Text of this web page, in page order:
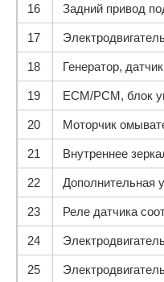
16 Задний привод
17
18 Генератор,
19 ECM/PCM, блок
20 Моторчик
21 Внутреннее
22 Дополнительная
23 Реле датчика
24
25